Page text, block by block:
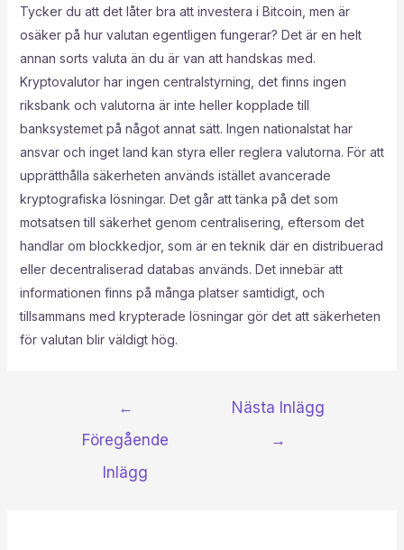
Tycker du att det låter bra att investera i Bitcoin, men är
osäker på hur valutan egentligen fungerar? Det är en helt
annan sorts valuta än du är van att handskas med.
Kryptovalutor har ingen centralstyrning, det finns ingen
riksbank och valutorna är inte heller kopplade till
banksystemet på något annat sätt. Ingen nationalstat har
ansvar och inget land kan styra eller reglera valutorna. För att
upprätthålla säkerheten används istället avancerade
kryptografiska lösningar. Det går att tänka på det som
motsatsen till säkerhet genom centralisering, eftersom det
handlar om blockkedjor, som är en teknik där en distribuerad
eller decentraliserad databas används. Det innebär att
informationen finns på många platser samtidigt, och
tillsammans med krypterade lösningar gör det att säkerheten
för valutan blir väldigt hög.
←
Föregående
Inlägg
Nästa Inlägg
→